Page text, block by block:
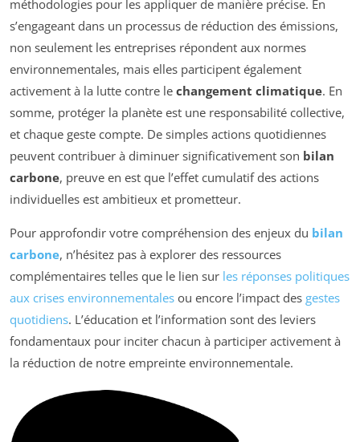
méthodologies pour les appliquer de manière précise. En
s’engageant dans un processus de réduction des émissions,
non seulement les entreprises répondent aux normes
environnementales, mais elles participent également
activement à la lutte contre le changement climatique. En
somme, protéger la planète est une responsabilité collective,
et chaque geste compte. De simples actions quotidiennes
peuvent contribuer à diminuer significativement son bilan
carbone, preuve en est que l’effet cumulatif des actions
individuelles est ambitieux et prometteur.
Pour approfondir votre compréhension des enjeux du bilan
carbone, n’hésitez pas à explorer des ressources
complémentaires telles que le lien sur les réponses politiques
aux crises environnementales ou encore l’impact des gestes
quotidiens. L’éducation et l’information sont des leviers
fondamentaux pour inciter chacun à participer activement à
la réduction de notre empreinte environnementale.